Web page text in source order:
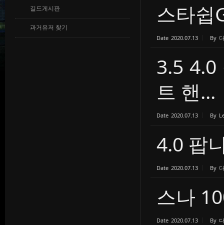
길드게시판
과거유저 찾기
스타쉽
Date 2020.07.13 By
3.5 4.0
트 핸...
Date 2020.07.13 By
4.0 팝
Date 2020.07.13 By
스나
Date 2020.07.13 By